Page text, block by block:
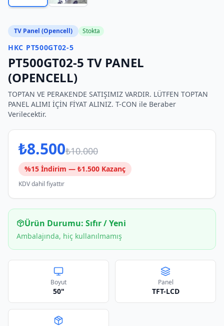
TV Panel (Opencell) Stokta
HKC PT500GT02-5
PT500GT02-5 TV PANEL
(OPENCELL)
TOPTAN VE PERAKENDE SATIŞIMIZ VARDIR. LÜTFEN TOPTAN
PANEL ALIMI İÇİN FİYAT ALINIZ. T-CON ile Beraber
Verilecektir.
₺8.500₺10.000
%15 İndirim — ₺1.500 Kazanç
KDV dahil fiyattır
Ürün Durumu: Sıfır / Yeni
Ambalajında, hiç kullanılmamış
Boyut
50"
Panel
TFT-LCD